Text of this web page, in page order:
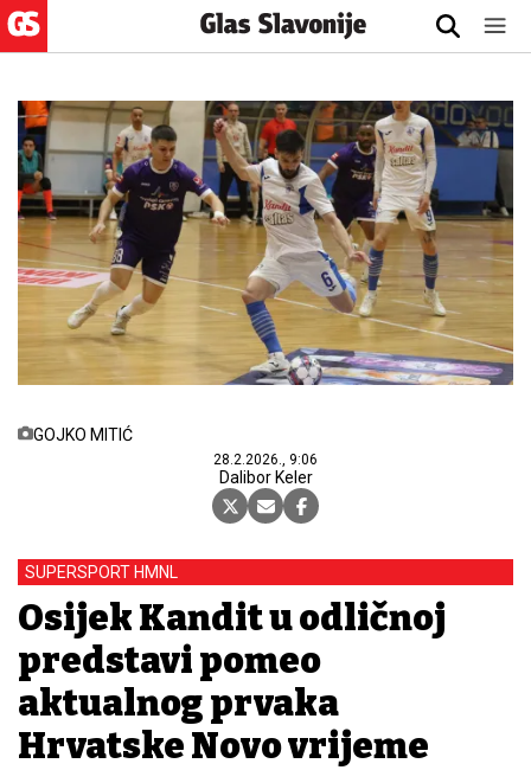
GOJKO MITIĆ
28.2.2026., 9:06
Dalibor Keler
SUPERSPORT HMNL
Osijek Kandit u odličnoj
predstavi pomeo
aktualnog prvaka
Hrvatske Novo vrijeme